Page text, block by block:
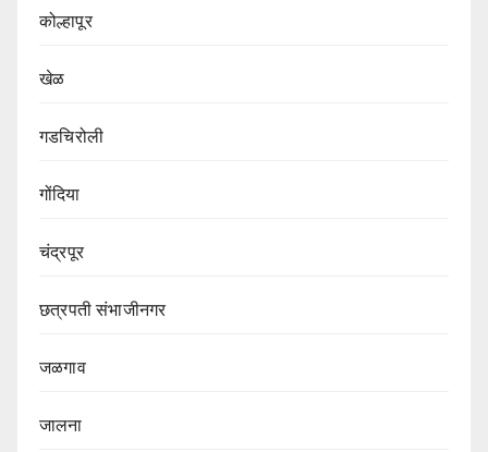
कोल्हापूर
खेळ
गडचिरोली
गोंदिया
चंद्रपूर
छत्रपती संभाजीनगर
जळगाव
जालना